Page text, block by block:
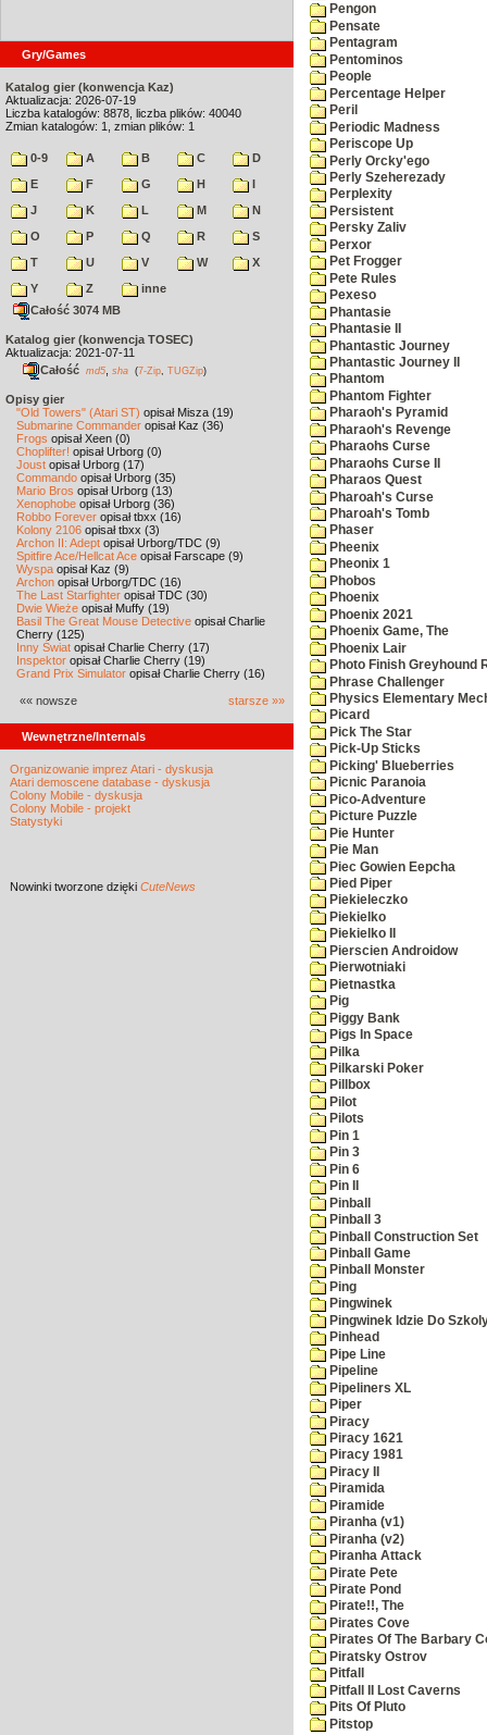
Gry/Games
Katalog gier (konwencja Kaz)
Aktualizacja: 2026-07-19
Liczba katalogów: 8878, liczba plików: 40040
Zmian katalogów: 1, zmian plików: 1
0-9 A B C
D
E
F G H
I
J
K L M
N
O
P Q R
S
T
U V W
X
Y
Z
inne
Całość 3074 MB
Katalog gier (konwencja TOSEC)
Aktualizacja: 2021-07-11
Całość md5 sha (7-Zip TUGZip)
Opisy gier
"Old Towers" (Atari ST) opisał Misza (19)
Submarine Commander opisał Kaz (36)
Frogs opisał Xeen (0)
Choplifter! opisał Urborg (0)
Joust opisał Urborg (17)
Commando opisał Urborg (35)
Mario Bros opisał Urborg (13)
Xenophobe opisał Urborg (36)
Robbo Forever opisał tbxx (16)
Kolony 2106 opisał tbxx (3)
Archon II: Adept opisał Urborg/TDC (9)
Spitfire Ace/Hellcat Ace opisał Farscape (9)
Wyspa opisał Kaz (9)
Archon opisał Urborg/TDC (16)
The Last Starfighter opisał TDC (30)
Dwie Wieże opisał Muffy (19)
Basil The Great Mouse Detective opisał Charlie
Cherry (125)
Inny Świat opisał Charlie Cherry (17)
Inspektor opisał Charlie Cherry (19)
Grand Prix Simulator opisał Charlie Cherry (16)
«« nowsze starsze »»
Wewnętrzne/Internals
Organizowanie imprez Atari - dyskusja
Atari demoscene database - dyskusja
Colony Mobile - dyskusja
Colony Mobile - projekt
Statystyki
Nowinki tworzone dzięki CuteNews
Pengon
Pensate
Pentagram
Pentominos
People
Percentage Helper
Peril
Periodic Madness
Periscope Up
Perly Orcky'ego
Perly Szeherezady
Perplexity
Persistent
Persky Zaliv
Perxor
Pet Frogger
Pete Rules
Pexeso
Phantasie
Phantasie II
Phantastic Journey
Phantastic Journey II
Phantom
Phantom Fighter
Pharaoh's Pyramid
Pharaoh's Revenge
Pharaohs Curse
Pharaohs Curse II
Pharaos Quest
Pharoah's Curse
Pharoah's Tomb
Phaser
Pheenix
Pheonix 1
Phobos
Phoenix
Phoenix 2021
Phoenix Game, The
Phoenix Lair
Photo Finish Greyhound
Phrase Challenger
Physics Elementary
Picard
Pick The Star
Pick-Up Sticks
Picking' Blueberries
Picnic Paranoia
Pico-Adventure
Picture Puzzle
Pie Hunter
Pie Man
Piec Gowien Eepcha
Pied Piper
Piekieleczko
Piekielko
Piekielko II
Pierscien Androidow
Pierwotniaki
Pietnastka
Pig
Piggy Bank
Pigs In Space
Pilka
Pilkarski Poker
Pillbox
Pilot
Pilots
Pin 1
Pin 3
Pin 6
Pin II
Pinball
Pinball 3
Pinball Construction Set
Pinball Game
Pinball Monster
Ping
Pingwinek
Pingwinek Idzie Do
Pinhead
Pipe Line
Pipeline
Pipeliners XL
Piper
Piracy
Piracy 1621
Piracy 1981
Piracy II
Piramida
Piramide
Piranha (v1)
Piranha (v2)
Piranha Attack
Pirate Pete
Pirate Pond
Pirate!!, The
Pirates Cove
Pirates Of The Barbary
Piratsky Ostrov
Pitfall
Pitfall II Lost Caverns
Pits Of Pluto
Pitstop